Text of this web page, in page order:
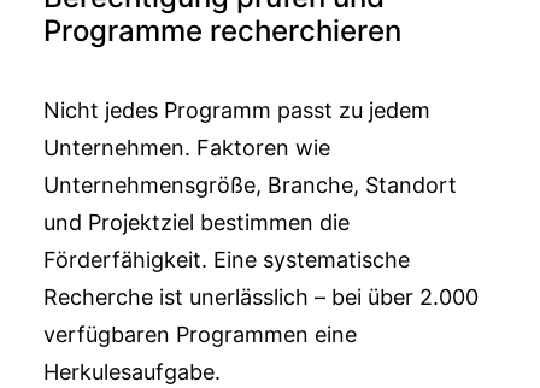
Programme recherchieren
Nicht jedes Programm passt zu jedem
Unternehmen. Faktoren wie
Unternehmensgröße, Branche, Standort
und Projektziel bestimmen die
Förderfähigkeit. Eine systematische
Recherche ist unerlässlich – bei über 2.000
verfügbaren Programmen eine
Herkulesaufgabe.